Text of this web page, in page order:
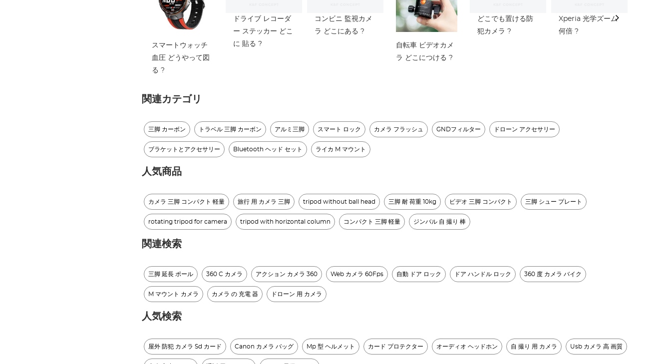
スマートウォッチ
血圧 どうやって図
る ?
ドライブ レコーダ
ー ステッカー どこ
に 貼る ?
コンビニ 監視カメ
ラ どこにある ?
自転車 ビデオカメ
ラ どこにつける ?
どこでも置ける防
犯カメラ ?
Xperia 光学ズーム
何倍 ?
関連カテゴリ
三脚 カーボン トラベル 三脚 カーボン​ アルミ三脚 スマート ロック​ カメラ フラッシュ​ GNDフィルター ドローン アクセサリー
ブラケットとアクセサリー Bluetooth ヘッド セット​ ライカ M マウント​
人気商品
カメラ 三脚 コンパクト 軽量 旅行 用 カメラ 三脚 tripod without ball head 三脚 耐 荷重 10kg ビデオ 三脚 コンパクト 三脚 シュー プレート
rotating tripod for camera tripod with horizontal column コンパクト 三脚 軽量 ジンバル 自 撮り 棒
関連検索
三脚 延長 ポール 360 C カメラ アクション カメラ 360 Web カメラ 60Fps 自動 ドア ロック ドア ハンドル ロック 360 度 カメラ バイク
M マウント カメラ カメラ の 充電 器 ドローン 用 カメラ
人気検索
屋外 防犯 カメラ Sd カード Canon カメラ バッグ Mp 型 ヘルメット カード プロテクター オーディオ ヘッドホン 自 撮り 用 カメラ Usb カメラ 高 画質